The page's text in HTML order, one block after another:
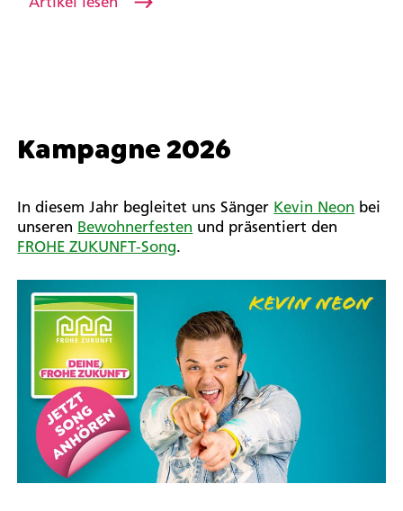
Kampagne 2026
In diesem Jahr begleitet uns Sänger Kevin Neon bei
unseren Bewohnerfesten und präsentiert den
FROHE ZUKUNFT-Song.